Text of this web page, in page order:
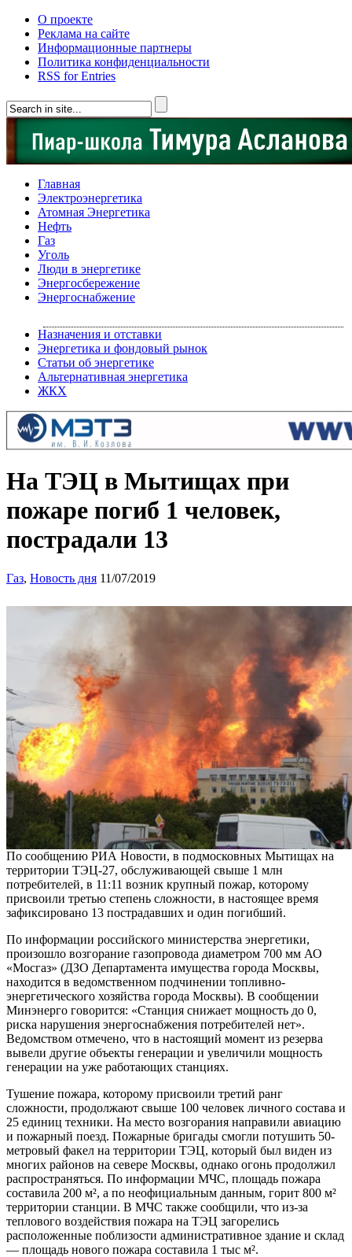
О проекте
Реклама на сайте
Информационные партнеры
Политика конфиденциальности
RSS for Entries
Главная
Электроэнергетика
Атомная Энергетика
Нефть
Газ
Уголь
Люди в энергетике
Энергосбережение
Энергоснабжение
Назначения и отставки
Энергетика и фондовый рынок
Статьи об энергетике
Альтернативная энергетика
ЖКХ
На ТЭЦ в Мытищах при
пожаре погиб 1 человек,
пострадали 13
Газ, Новость дня 11/07/2019
По сообщению РИА Новости, в подмосковных Мытищах на
территории ТЭЦ-27, обслуживающей свыше 1 млн
потребителей, в 11:11 возник крупный пожар, которому
присвоили третью степень сложности, в настоящее время
зафиксировано 13 пострадавших и один погибший.
По информации российского министерства энергетики,
произошло возгорание газопровода диаметром 700 мм АО
«Мосгаз» (ДЗО Департамента имущества города Москвы,
находится в ведомственном подчинении топливно-
энергетического хозяйства города Москвы). В сообщении
Минэнерго говорится: «Станция снижает мощность до 0,
риска нарушения энергоснабжения потребителей нет».
Ведомством отмечено, что в настоящий момент из резерва
вывели другие объекты генерации и увеличили мощность
генерации на уже работающих станциях.
Тушение пожара, которому присвоили третий ранг
сложности, продолжают свыше 100 человек личного состава и
25 единиц техники. На место возгорания направили авиацию
и пожарный поезд. Пожарные бригады смогли потушить 50-
метровый факел на территории ТЭЦ, который был виден из
многих районов на севере Москвы, однако огонь продолжил
распространяться. По информации МЧС, площадь пожара
составила 200 м², а по неофициальным данным, горит 800 м²
территории станции. В МЧС также сообщили, что из-за
теплового воздействия пожара на ТЭЦ загорелись
расположенные поблизости административное здание и склад
— площадь нового пожара составила 1 тыс м².